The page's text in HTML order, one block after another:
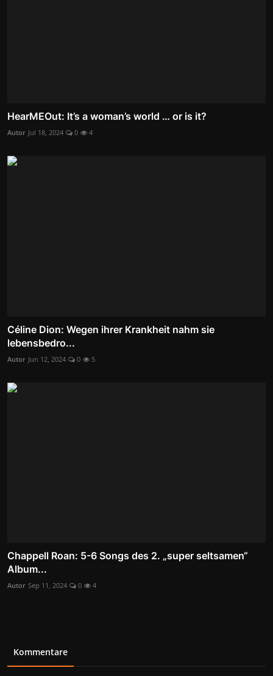
HearMEOut: It’s a woman’s world … or is it?
Autor Jul 18, 2024 0 4
Céline Dion: Wegen ihrer Krankheit nahm sie
lebensbedro...
Autor Jun 12, 2024 0 5
Chappell Roan: 5-6 Songs des 2. „super seltsamen“
Album...
Autor Sep 11, 2024 0 4
Kommentare